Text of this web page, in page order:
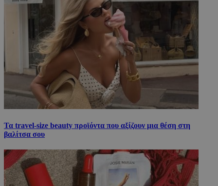
Τα travel-size beauty προϊόντα που αξίζουν μια θέση στη
βαλίτσα σου